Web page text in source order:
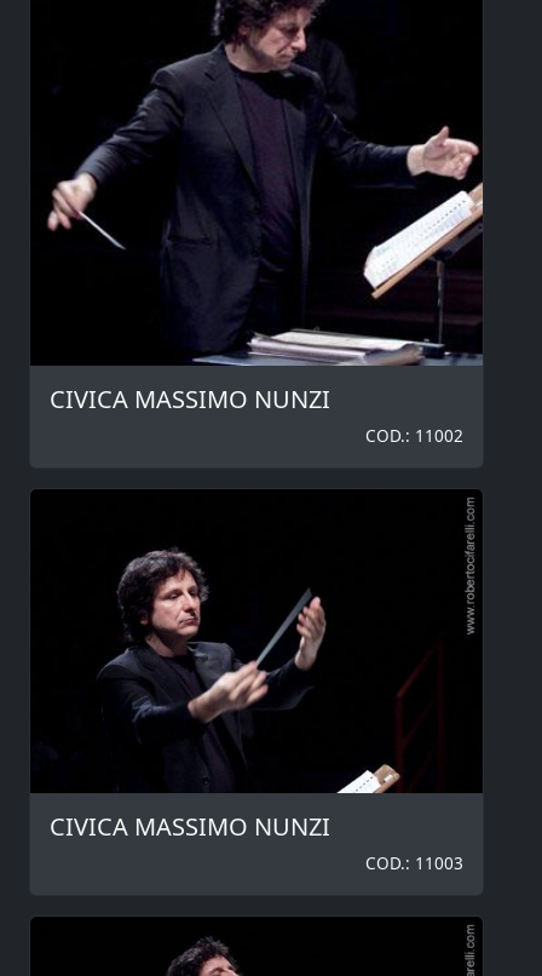
CIVICA MASSIMO NUNZI
COD.: 11002
CIVICA MASSIMO NUNZI
COD.: 11003